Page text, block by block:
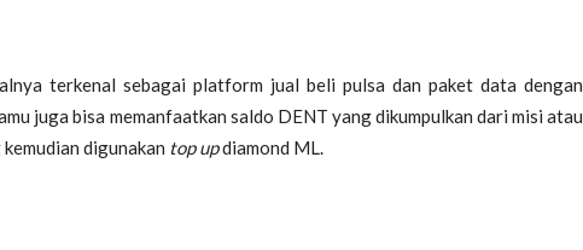
terkenal sebagai platform jual beli pulsa dan paket data dengan
juga bisa memanfaatkan saldo DENT yang dikumpulkan dari misi atau
digunakan top updiamond ML.